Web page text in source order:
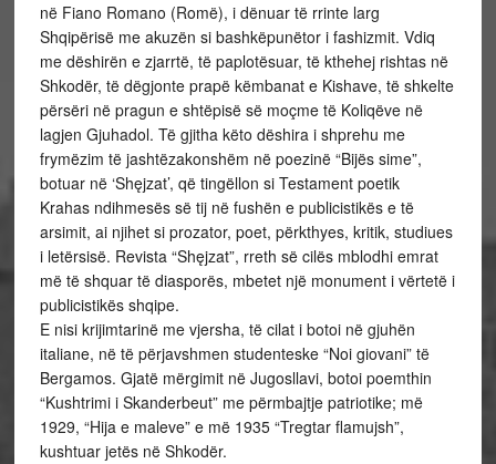
në Fiano Romano (Romë), i dënuar të rrinte larg
Shqipërisë me akuzën si bashkëpunëtor i fashizmit. Vdiq
me dëshirën e zjarrtë, të paplotësuar, të kthehej rishtas në
Shkodër, të dëgjonte prapë këmbanat e Kishave, të shkelte
përsëri në pragun e shtëpisë së moçme të Koliqëve në
lagjen Gjuhadol. Të gjitha këto dëshira i shprehu me
frymëzim të jashtëzakonshëm në poezinë “Bijës sime”,
botuar në ‘Shęjzat’, që tingëllon si Testament poetik
Krahas ndihmesës së tij në fushën e publicistikës e të
arsimit, ai njihet si prozator, poet, përkthyes, kritik, studiues
i letërsisë. Revista “Shęjzat”, rreth së cilës mblodhi emrat
më të shquar të diasporës, mbetet një monument i vërtetë i
publicistikës shqipe.
E nisi krijimtarinë me vjersha, të cilat i botoi në gjuhën
italiane, në të përjavshmen studenteske “Noi giovani” të
Bergamos. Gjatë mërgimit në Jugosllavi, botoi poemthin
“Kushtrimi i Skanderbeut” me përmbajtje patriotike; më
1929, “Hija e maleve” e më 1935 “Tregtar flamujsh”,
kushtuar jetës në Shkodër.